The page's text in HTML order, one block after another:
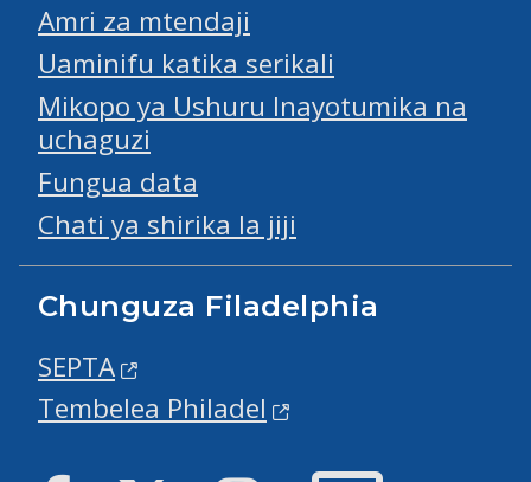
Amri za mtendaji
Uaminifu katika serikali
Mikopo ya Ushuru Inayotumika na
uchaguzi
Fungua data
Chati ya shirika la jiji
Chunguza Filadelphia
SEPTA
Tembelea Philadel